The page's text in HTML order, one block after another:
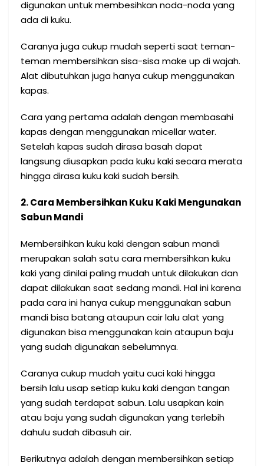
digunakan untuk membesihkan noda-noda yang
ada di kuku.
Caranya juga cukup mudah seperti saat teman-
teman membersihkan sisa-sisa make up di wajah.
Alat dibutuhkan juga hanya cukup menggunakan
kapas.
Cara yang pertama adalah dengan membasahi
kapas dengan menggunakan micellar water.
Setelah kapas sudah dirasa basah dapat
langsung diusapkan pada kuku kaki secara merata
hingga dirasa kuku kaki sudah bersih.
2. Cara Membersihkan Kuku Kaki Mengunakan
Sabun Mandi
Membersihkan kuku kaki dengan sabun mandi
merupakan salah satu cara membersihkan kuku
kaki yang dinilai paling mudah untuk dilakukan dan
dapat dilakukan saat sedang mandi. Hal ini karena
pada cara ini hanya cukup menggunakan sabun
mandi bisa batang ataupun cair lalu alat yang
digunakan bisa menggunakan kain ataupun baju
yang sudah digunakan sebelumnya.
Caranya cukup mudah yaitu cuci kaki hingga
bersih lalu usap setiap kuku kaki dengan tangan
yang sudah terdapat sabun. Lalu usapkan kain
atau baju yang sudah digunakan yang terlebih
dahulu sudah dibasuh air.
Berikutnya adalah dengan membersihkan setiap